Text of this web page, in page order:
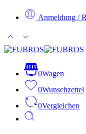
Anmeldung /
0Wagen
0Wunschzettel
0Vergleichen